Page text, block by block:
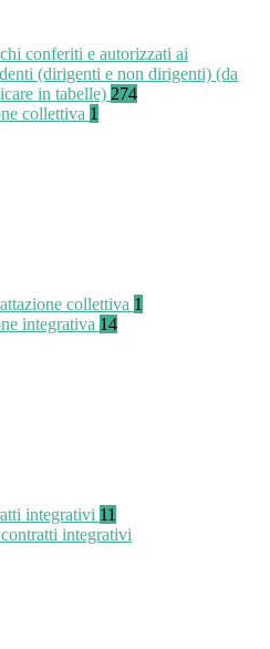
conferiti e autorizzati ai
(dirigenti e non dirigenti) (da
in tabelle) 274
collettiva 1
collettiva 1
integrativa 14
integrativi 11
integrativi